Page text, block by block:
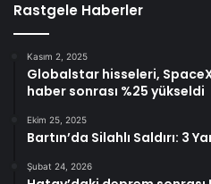
Rastgele Haberler
Kasım 2, 2025
Globalstar hisseleri,
haber sonrası %25 yükseldi
Ekim 25, 2025
Bartın’da Silahlı Saldırı: 3
Şubat 24, 2026